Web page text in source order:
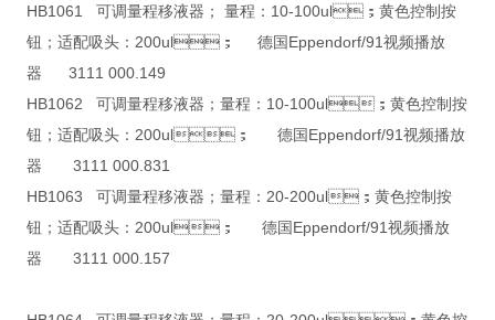
HB1061 可调量程移液器； 量程：10-100ul；黄色控制按
钮；适配吸头：200ul； 德国Eppendorf/91视频播放
器 3111 000.149
HB1062 可调量程移液器；量程：10-100ul；黄色控制按
钮；适配吸头：200ul； 德国Eppendorf/91视频播放
器 3111 000.831
HB1063 可调量程移液器；量程：20-200ul；黄色控制按
钮；适配吸头：200ul； 德国Eppendorf/91视频播放
器 3111 000.157